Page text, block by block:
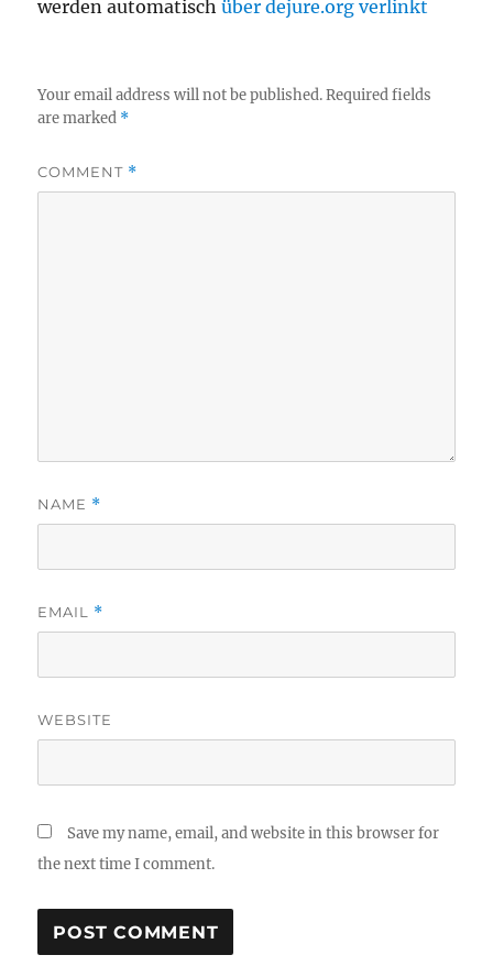
werden automatischüber dejure.org verlinkt
Your email address will not be published. Required fields
are marked *
COMMENT *
NAME *
EMAIL *
WEBSITE
Save my name, email, and website in this browser for
the next time I comment.